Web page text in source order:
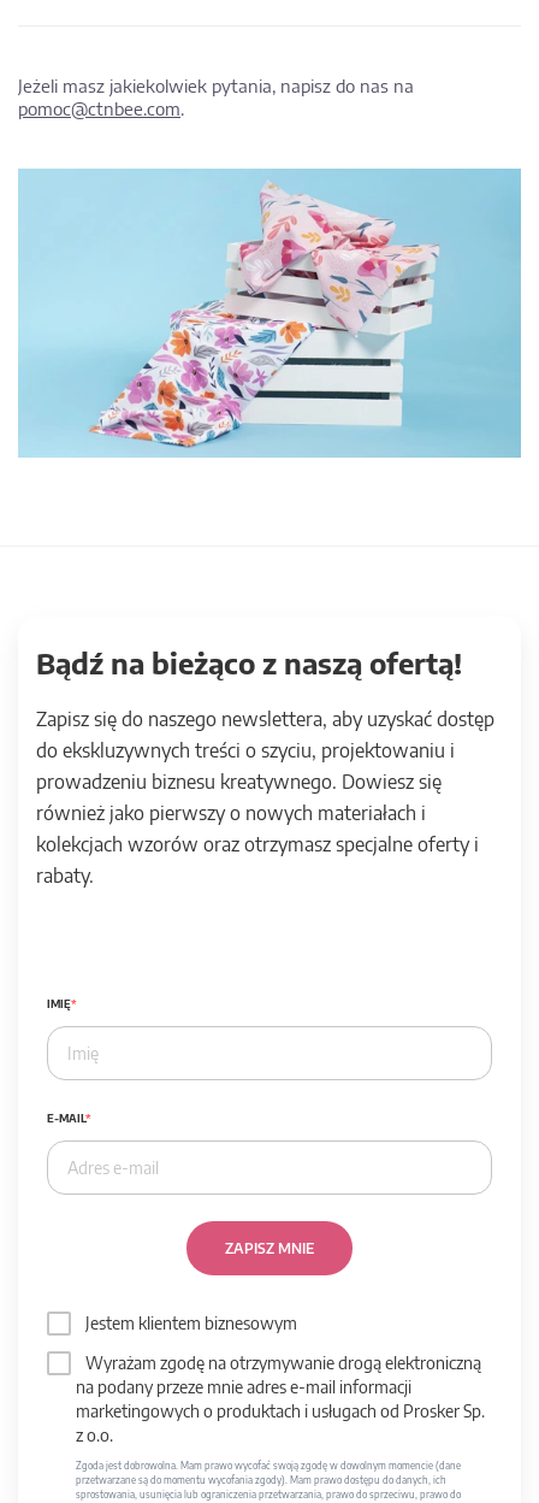
Jeżeli masz jakiekolwiek pytania, napisz do nas na
pomoc@ctnbee.com.
Bądź na bieżąco z naszą ofertą!
Zapisz się do naszego newslettera, aby uzyskać dostęp
do ekskluzywnych treści o szyciu, projektowaniu i
prowadzeniu biznesu kreatywnego. Dowiesz się
również jako pierwszy o nowych materiałach i
kolekcjach wzorów oraz otrzymasz specjalne oferty i
rabaty.
IMIĘ
E-MAIL
ZAPISZ MNIE
Jestem klientem biznesowym
Wyrażam zgodę na otrzymywanie drogą elektroniczną
na podany przeze mnie adres e-mail informacji
marketingowych o produktach i usługach od Prosker Sp.
z o.o.
Zgoda jest dobrowolna. Mam prawo wycofać swoją zgodę w dowolnym momencie (dane
przetwarzane są do momentu wycofania zgody). Mam prawo dostępu do danych, ich
sprostowania, usunięcia lub ograniczenia przetwarzania, prawo do sprzeciwu, prawo do